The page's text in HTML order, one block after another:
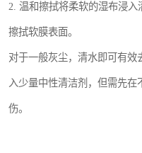
2. 温和擦拭将柔软的湿布浸
擦拭软膜表面。
对于一般灰尘，清水即可有效
入少量中性清洁剂，但需先在
伤。